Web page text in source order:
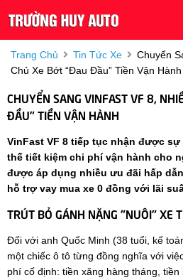
Trang Chủ Tin Tức Xe
Chuyển
Chủ Xe Bớt “đau Đầu” Tiền Vận Hành
CHUYỂN SANG VINFAST VF 8,
ĐẦU” TIỀN VẬN HÀNH
VinFast VF 8 tiếp tục nhận được
thế tiết kiệm chi phí vận hành cho
được áp dụng nhiều ưu đãi hấp
hỗ trợ vay mua xe 0 đồng với lãi
TRÚT BỎ GÁNH NẶNG "NUÔI" XE
Đối với anh Quốc Minh (38 tuổi, kế
một chiếc ô tô từng đồng nghĩa với
phí cố định: tiền xăng hàng tháng,